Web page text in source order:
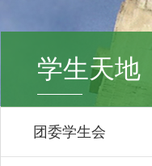
学生天地
团委学生会